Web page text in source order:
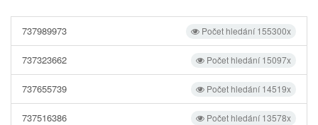
Počet hledání 155300x
737989973
Počet hledání 15097x
737323662
Počet hledání 14519x
737655739
Počet hledání 13578x
737516386